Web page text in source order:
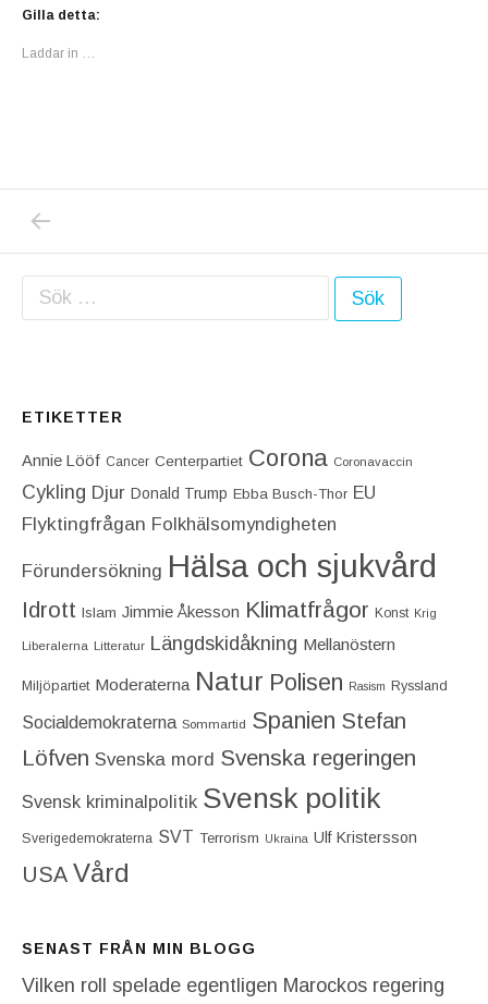
Gilla detta:
Laddar in …
Inläggsnavigering
Sök efter:
ETIKETTER
Annie Lööf Cancer Centerpartiet‎ Corona Coronavaccin
Cykling Djur Donald Trump Ebba Busch-Thor EU
Flyktingfrågan Folkhälsomyndigheten
Förundersökning Hälsa och sjukvård
Idrott Islam Jimmie Åkesson Klimatfrågor Konst Krig
Liberalerna Litteratur Längdskidåkning Mellanöstern
Miljöpartiet Moderaterna Natur Polisen Rasism Ryssland
Socialdemokraterna Sommartid Spanien Stefan
Löfven Svenska mord Svenska regeringen
Svensk kriminalpolitik Svensk politik
Sverigedemokraterna SVT Terrorism Ukraina Ulf Kristersson
USA Vård
SENAST FRÅN MIN BLOGG
Vilken roll spelade egentligen Marockos regering